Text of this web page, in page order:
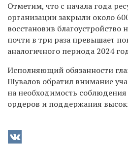
Отметим, что с начала года
организации закрыли около
восстановив благоустройство
почти в три раза превышает
аналогичного периода 2024
Исполняющий обязанности
Шувалов обратил внимание
на необходимость
ордеров и поддержания